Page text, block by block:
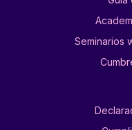
Seminarios